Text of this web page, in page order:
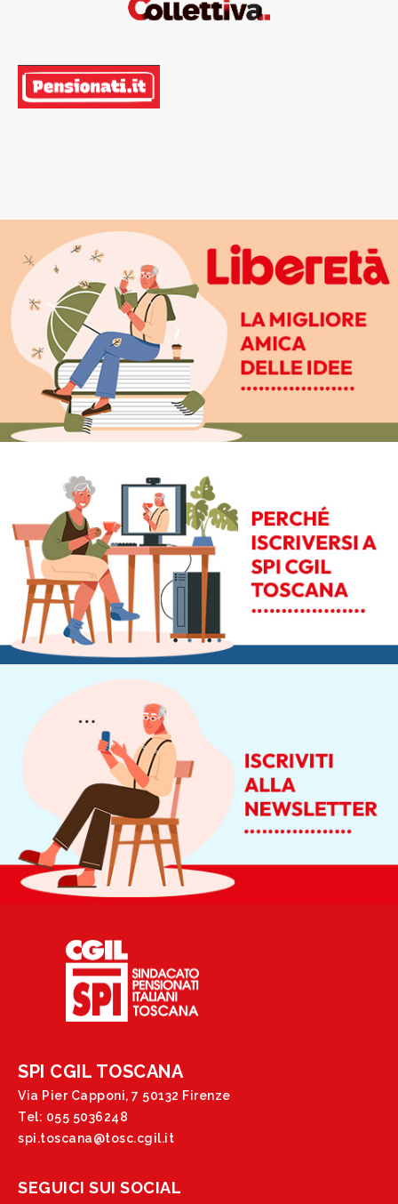
SPI CGIL TOSCANA
Via Pier Capponi, 7 50132 Firenze
Tel: 055 5036248
spi.toscana@tosc.cgil.it
SEGUICI SUI SOCIAL